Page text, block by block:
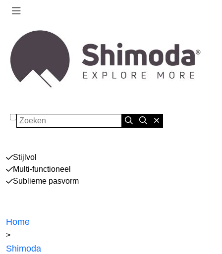
Zoeken
Stijlvol
Multi-functioneel
Sublieme pasvorm
Home
>
Shimoda